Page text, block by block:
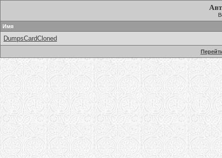
Имя
DumpsCardCloned